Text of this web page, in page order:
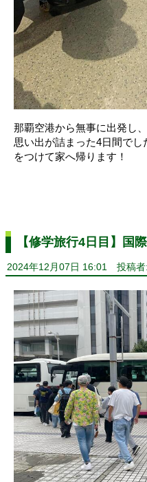
那覇空港から無事に出発し
思い出が詰まった4日間で
をつけて家へ帰ります！
【修学旅行4日目】国
2024年12月07日 16:01 投稿